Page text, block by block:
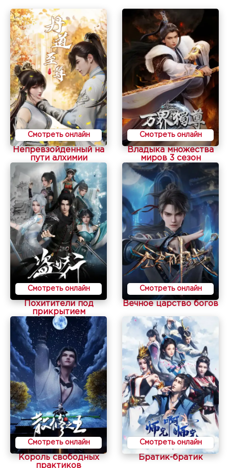
Смотреть онлайн
Непревзойденный на
пути алхимии
Смотреть онлайн
Владыка множества
миров 3 сезон
Смотреть онлайн
Похитители под
прикрытием
Смотреть онлайн
Вечное царство богов
Смотреть онлайн
Король свободных
практиков
Смотреть онлайн
Братик-братик